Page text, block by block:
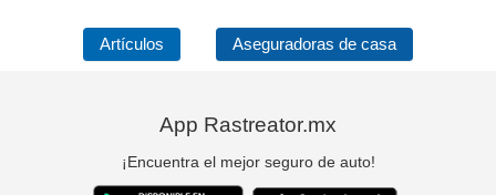
Artículos Aseguradoras de casa
App Rastreator.mx
¡Encuentra el mejor seguro de auto!